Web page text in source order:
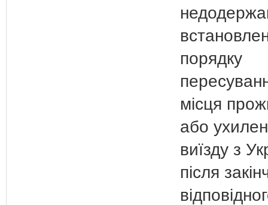
порядку
місця
або
виїзду з
після